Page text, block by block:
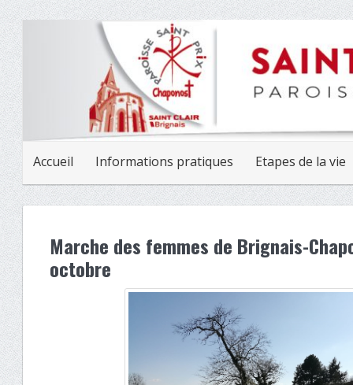
Accueil Informations pratiques Etapes de la vie
Marche des femmes de Brignais-
octobre